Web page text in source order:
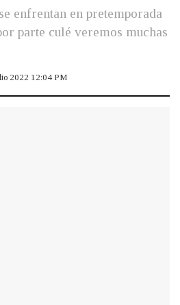
enfrentan en pretemporada
parte culé veremos muchas
2022 12:04 PM